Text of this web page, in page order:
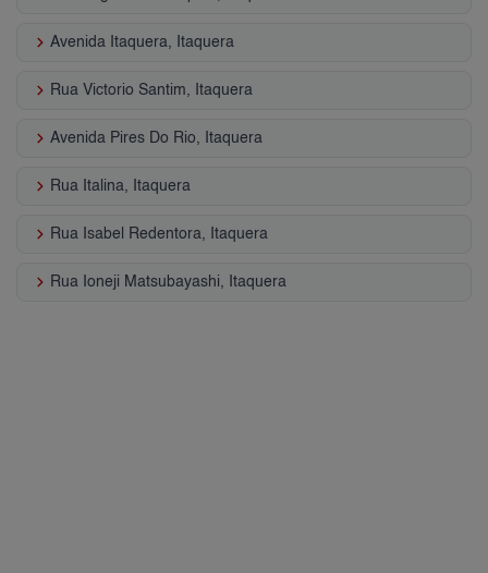
keyboard_arrow_right Avenida Itaquera, Itaquera
keyboard_arrow_right Rua Victorio Santim, Itaquera
keyboard_arrow_right Avenida Pires Do Rio, Itaquera
keyboard_arrow_right Rua Italina, Itaquera
keyboard_arrow_right Rua Isabel Redentora, Itaquera
keyboard_arrow_right Rua Ioneji Matsubayashi, Itaquera